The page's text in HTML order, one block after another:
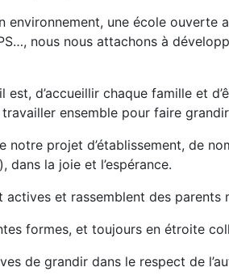
environnement, une école
nous nous attachons à
d’accueillir chaque famille et
ensemble pour faire
notre projet d’établissement, de
la joie et l’espérance.
actives et rassemblent des
formes, et toujours en étroite
de grandir dans le respect de